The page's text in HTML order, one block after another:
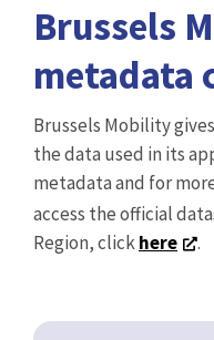
Brussels
metadata
Brussels Mobility
the data used in its
metadata and for
access the official
Region, clickhere .